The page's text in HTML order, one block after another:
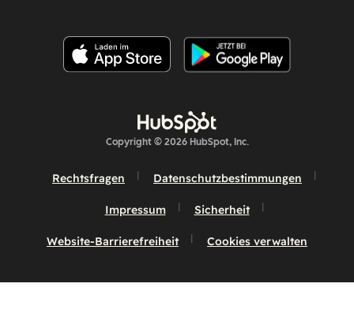
Copyright © 2026 HubSpot, Inc.
Rechtsfragen Datenschutzbestimmungen
Impressum Sicherheit
Website-Barrierefreiheit Cookies verwalten